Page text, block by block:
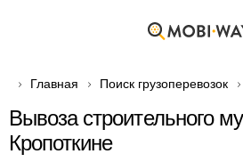
Главная Поиск грузоперевозок
Вывоза строительного
Кропоткине